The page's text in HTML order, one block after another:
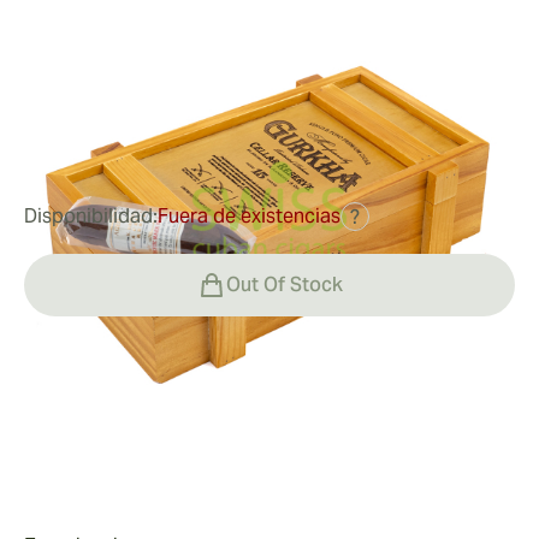
Reseñas
109,01 €fue163,08 €-33%
Disponibilidad:Fuera de existencias ?
Out Of Stock
Valor de Gurkha Cellar Reserve 15 Year Koi